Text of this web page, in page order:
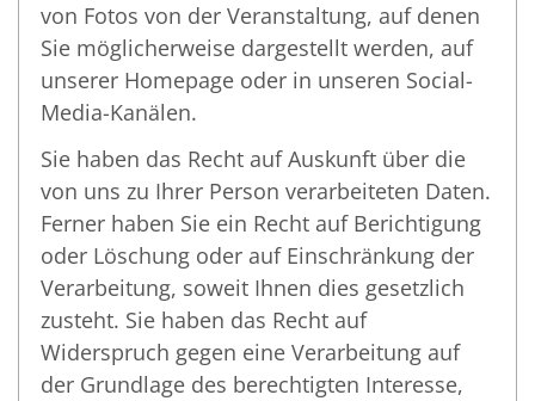
von Fotos von der Veranstaltung, auf denen
Sie möglicherweise dargestellt werden, auf
unserer Homepage oder in unseren Social-
Media-Kanälen.
Sie haben das Recht auf Auskunft über die
von uns zu Ihrer Person verarbeiteten Daten.
Ferner haben Sie ein Recht auf Berichtigung
oder Löschung oder auf Einschränkung der
Verarbeitung, soweit Ihnen dies gesetzlich
zusteht. Sie haben das Recht auf
Widerspruch gegen eine Verarbeitung auf
der Grundlage des berechtigten Interesse,